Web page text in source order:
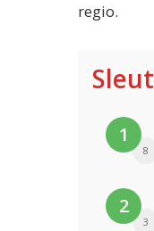
regio.
1
8
2
3